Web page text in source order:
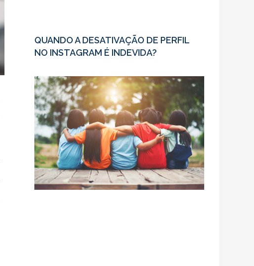
QUANDO A DESATIVAÇÃO DE PERFIL
NO INSTAGRAM É INDEVIDA?